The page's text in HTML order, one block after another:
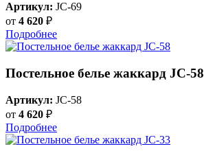
Артикул: JC-69
от 4 620 ₽
Подробнее
Постельное белье жаккард JC-58
Артикул: JC-58
от 4 620 ₽
Подробнее